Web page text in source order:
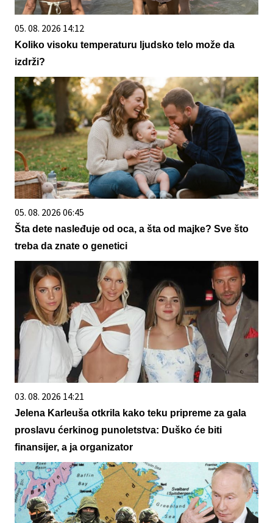
05. 08. 2026 14:12
Koliko visoku temperaturu ljudsko telo može da
izdrži?
05. 08. 2026 06:45
Šta dete nasleđuje od oca, a šta od majke? Sve što
treba da znate o genetici
03. 08. 2026 14:21
Jelena Karleuša otkrila kako teku pripreme za gala
proslavu ćerkinog punoletstva: Duško će biti
finansijer, a ja organizator